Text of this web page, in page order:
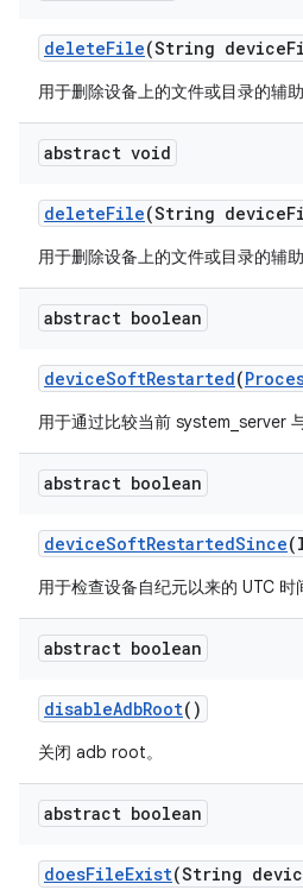
deleteFile(String device
用于删除设备上的文件或目录的辅助
abstract void
deleteFile(String device
用于删除设备上的文件或目录的辅助
abstract boolean
deviceSoftRestarted(
用于通过比较当前 system_server
abstract boolean
deviceSoftRestartedSince
用于检查设备自纪元以来的 UTC 时
abstract boolean
disableAdbRoot()
关闭 adb root。
abstract boolean
doesFileExist(String